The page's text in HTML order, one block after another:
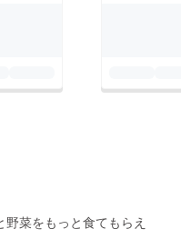
菜をもっと食てもらえ